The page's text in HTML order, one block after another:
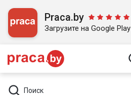
Praca.by
Загрузите на Google Play
Поиск